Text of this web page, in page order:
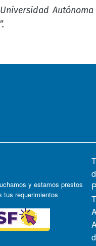
Autónoma
y estamos prestos
tus requerimientos